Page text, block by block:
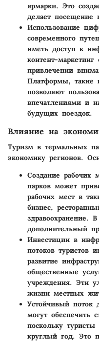
ярмарки. Это
делает посещение
Использование
современного
иметь доступ к
контент-
привлечении
Платформы, такие
позволяют
впечатлениями и
будущих поездок.
Влияние на
Туризм в термальных
экономику регионов.
Создание рабочих
парков может
рабочих мест в
бизнес,
здравоохранение.
дополнительный
Инвестиции в
потоков туристов
развитие
общественные
учреждения. Эти
жизни местных
Устойчивый поток
могут обеспечить
поскольку
круглый год. Это